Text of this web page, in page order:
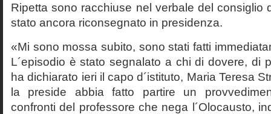
Ripetta sono racchiuse nel verbale del consiglio
stato ancora riconsegnato in presidenza.
«Mi sono mossa subito, sono stati fatti
L´episodio è stato segnalato a chi di dovere, di
ha dichiarato ieri il capo d´istituto, Maria Teresa
la preside abbia fatto partire un
confronti del professore che nega l´Olocausto,